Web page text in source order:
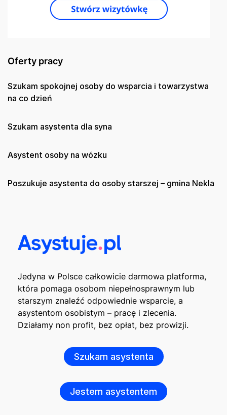
Oferty pracy
Szukam spokojnej osoby do wsparcia i towarzystwa
na co dzień
Szukam asystenta dla syna
Asystent osoby na wózku
Poszukuje asystenta do osoby starszej – gmina Nekla
Jedyna w Polsce całkowicie darmowa platforma,
która pomaga osobom niepełnosprawnym lub
starszym znaleźć odpowiednie wsparcie, a
asystentom osobistym – pracę i zlecenia.
Działamy non profit, bez opłat, bez prowizji.
Szukam asystenta
Jestem asystentem